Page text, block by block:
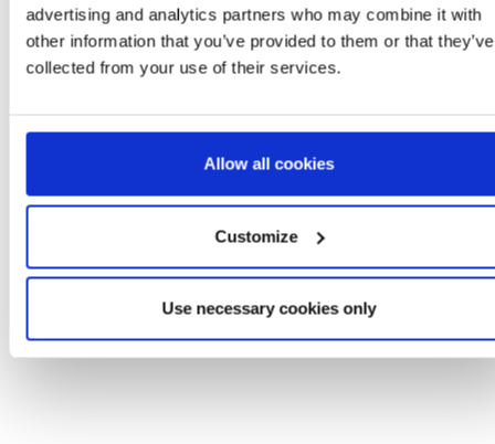
advertising and analytics partners who may combine it with
other information that you’ve provided to them or that they’ve
collected from your use of their services.
Allow all cookies
Customize
Use necessary cookies only